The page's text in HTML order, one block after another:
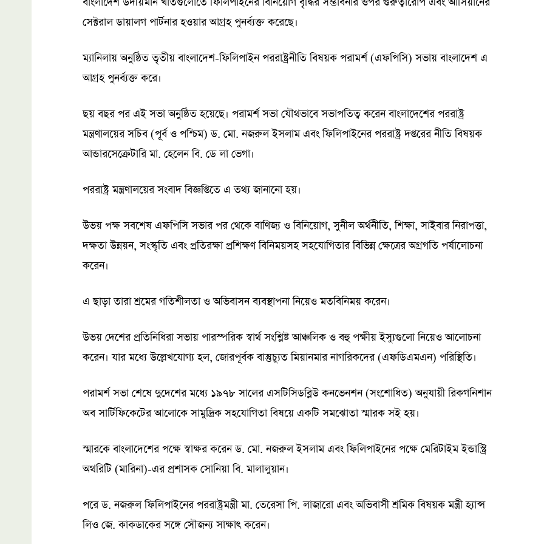
সেক্টরাল ডায়ালগ পার্টনার হওয়ার আগ্রহ পুনর্ব্যক্ত করেছে।
ম্যানিলায় অনুষ্ঠিত তৃতীয় বাংলাদেশ-ফিলিপাইন পররাষ্ট্রনীতি বিষয়ক পরামর্শ (এফপিসি) সভায় বাংলাদেশ এ
আগ্রহ পুনর্ব্যক্ত করে।
ছয় বছর পর এই সভা অনুষ্ঠিত হয়েছে। পরামর্শ সভা যৌথভাবে সভাপতিত্ব করেন বাংলাদেশের পররাষ্ট্র
মন্ত্রণালয়ের সচিব (পূর্ব ও পশ্চিম) ড. মো. নজরুল ইসলাম এবং ফিলিপাইনের পররাষ্ট্র দপ্তরের নীতি বিষয়ক
আন্ডারসেক্রেটারি মা. হেলেন বি. ডে লা ভেগা।
পররাষ্ট্র মন্ত্রণালয়ের সংবাদ বিজ্ঞপ্তিতে এ তথ্য জানানো হয়।
উভয় পক্ষ সবশেষ এফপিসি সভার পর থেকে বাণিজ্য ও বিনিয়োগ, সুনীল অর্থনীতি, শিক্ষা, সাইবার নিরাপত্তা,
দক্ষতা উন্নয়ন, সংস্কৃতি এবং প্রতিরক্ষা প্রশিক্ষণ বিনিময়সহ সহযোগিতার বিভিন্ন ক্ষেত্রের অগ্রগতি পর্যালোচনা
করেন।
এ ছাড়া তারা শ্রমের গতিশীলতা ও অভিবাসন ব্যবস্থাপনা নিয়েও মতবিনিময় করেন।
উভয় দেশের প্রতিনিধিরা সভায় পারস্পরিক স্বার্থ সংশ্লিষ্ট আঞ্চলিক ও বহু পক্ষীয় ইস্যুগুলো নিয়েও আলোচনা
করেন। যার মধ্যে উল্লেখযোগ্য হল, জোরপূর্বক বাস্তুচ্যুত মিয়ানমার নাগরিকদের (এফডিএমএন) পরিস্থিতি।
পরামর্শ সভা শেষে দুদেশের মধ্যে ১৯৭৮ সালের এসটিসিডব্লিউ কনভেনশন (সংশোধিত) অনুযায়ী রিকগনিশান
অব সার্টিফিকেটের আলোকে সামুদ্রিক সহযোগিতা বিষয়ে একটি সমঝোতা স্মারক সই হয়।
স্মারকে বাংলাদেশের পক্ষে স্বাক্ষর করেন ড. মো. নজরুল ইসলাম এবং ফিলিপাইনের পক্ষে মেরিটাইম ইন্ডাস্ট্রি
অথরিটি (মারিনা)-এর প্রশাসক সোনিয়া বি. মালালুয়ান।
পরে ড. নজরুল ফিলিপাইনের পররাষ্ট্রমন্ত্রী মা. তেরেসা পি. লাজারো এবং অভিবাসী শ্রমিক বিষয়ক মন্ত্রী হ্যান্স
লিও জে. কাকডাকের সঙ্গে সৌজন্য সাক্ষাৎ করেন।